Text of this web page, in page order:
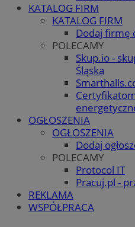
KATALOG FIRM
KATALOG FIRM
Dodaj firmę
POLECAMY
Skup.io -
Śląska
OGŁOSZENIA
OGŁOSZENIA
Dodaj
POLECAMY
Protocol IT
Pracuj.pl -
REKLAMA
WSPÓŁPRACA